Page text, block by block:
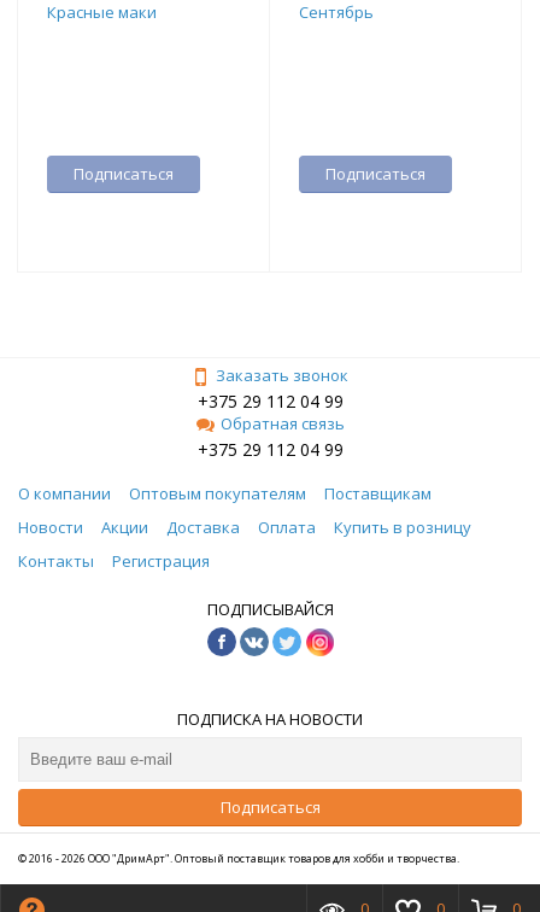
Красные маки
Подписаться
Сентябрь
Подписаться
Заказать звонок
+375 29 112 04 99
Обратная связь
+375 29 112 04 99
О компании Оптовым покупателям
Поставщикам
Новости
Акции Доставка Оплата
Купить в розницу
Контакты
Регистрация
ПОДПИСЫВАЙСЯ
ПОДПИСКА НА НОВОСТИ
Подписаться
© 2016 - 2026 ООО "ДримАрт". Оптовый поставщик товаров для хобби и творчества.